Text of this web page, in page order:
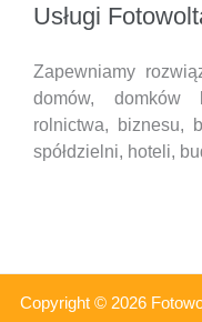
Usługi
Zapewniamy
domów, domków
rolnictwa, biznesu,
spółdzielni, hoteli,
Copyright © 2026